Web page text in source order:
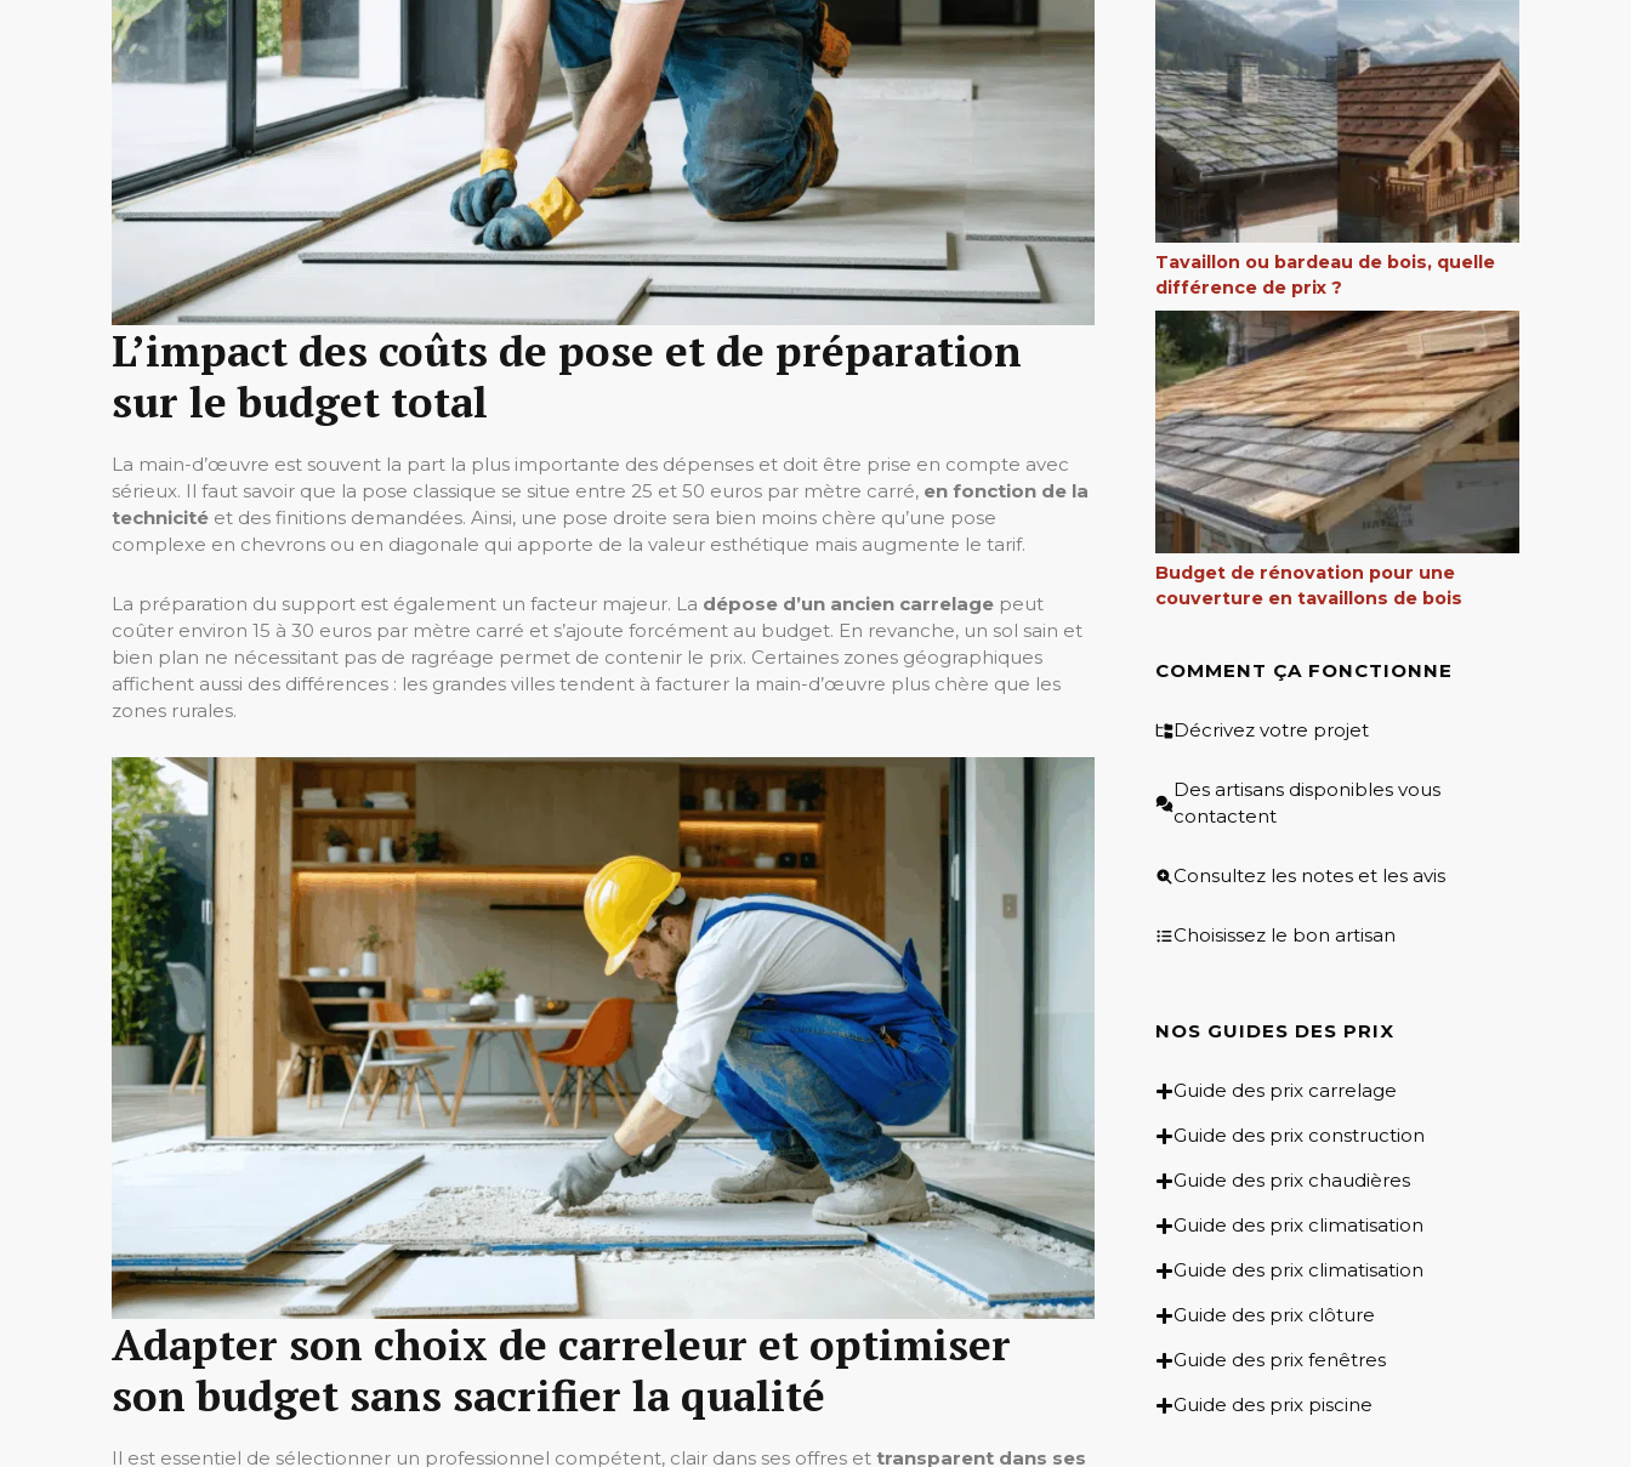
L’impact des coûts de pose et de préparation
sur le budget total
La main-d’œuvre est souvent la part la plus importante des dépenses et doit être prise en compte avec
sérieux. Il faut savoir que la pose classique se situe entre 25 et 50 euros par mètre carré, en fonction de la
technicité et des finitions demandées. Ainsi, une pose droite sera bien moins chère qu’une pose
complexe en chevrons ou en diagonale qui apporte de la valeur esthétique mais augmente le tarif.
La préparation du support est également un facteur majeur. La dépose d’un ancien carrelage peut
coûter environ 15 à 30 euros par mètre carré et s’ajoute forcément au budget. En revanche, un sol sain et
bien plan ne nécessitant pas de ragréage permet de contenir le prix. Certaines zones géographiques
affichent aussi des différences : les grandes villes tendent à facturer la main-d’œuvre plus chère que les
zones rurales.
Adapter son choix de carreleur et optimiser
son budget sans sacrifier la qualité
Il est essentiel de sélectionner un professionnel compétent, clair dans ses offres et transparent dans ses
Tavaillon ou bardeau de bois, quelle
différence de prix ?
Budget de rénovation pour une
couverture en tavaillons de bois
COMMENT ÇA FONCTIONNE
Décrivez votre projet
Des artisans disponibles vous
contactent
Consultez les notes et les avis
Choisissez le bon artisan
NOS GUIDES DES PRIX​
Guide des prix carrelage
Guide des prix construction
Guide des prix chaudières
Guide des prix climatisation
Guide des prix climatisation
Guide des prix clôture
Guide des prix fenêtres
Guide des prix piscine